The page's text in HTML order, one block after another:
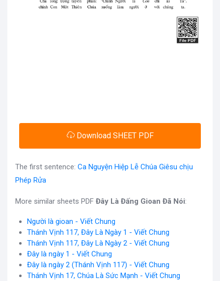
Download SHEET PDF
The first sentence: Ca Nguyện Hiệp Lễ Chúa Giêsu chịu
Phép Rửa
More similar sheets PDF Đây Là Đấng Gioan Đã Nói:
Người là gioan - Viết Chung
Thánh Vịnh 117, Đây Là Ngày 1 - Viết Chung
Thánh Vịnh 117, Đây Là Ngày 2 - Viết Chung
Đây là ngày 1 - Viết Chung
Đây là ngày 2 (Thánh Vịnh 117) - Viết Chung
Thánh Vịnh 17, Chúa Là Sức Mạnh - Viết Chung